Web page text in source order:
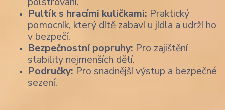
Pultík s hracími kuličkami: Praktický
pomocník, který dítě zabaví u jídla a udrží ho
v bezpečí.
Bezpečnostní popruhy: Pro zajištění
stability nejmenších dětí.
Područky: Pro snadnější výstup a bezpečné
sezení.